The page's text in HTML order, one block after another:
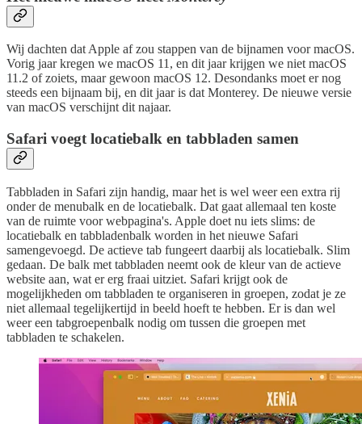
Wij dachten dat Apple af zou stappen van de bijnamen voor macOS.
Vorig jaar kregen we macOS 11, en dit jaar krijgen we niet macOS
11.2 of zoiets, maar gewoon macOS 12. Desondanks moet er nog
steeds een bijnaam bij, en dit jaar is dat Monterey. De nieuwe versie
van macOS verschijnt dit najaar.
Safari voegt locatiebalk en tabbladen samen
Tabbladen in Safari zijn handig, maar het is wel weer een extra rij
onder de menubalk en de locatiebalk. Dat gaat allemaal ten koste
van de ruimte voor webpagina's. Apple doet nu iets slims: de
locatiebalk en tabbladenbalk worden in het nieuwe Safari
samengevoegd. De actieve tab fungeert daarbij als locatiebalk. Slim
gedaan. De balk met tabbladen neemt ook de kleur van de actieve
website aan, wat er erg fraai uitziet. Safari krijgt ook de
mogelijkheden om tabbladen te organiseren in groepen, zodat je ze
niet allemaal tegelijkertijd in beeld hoeft te hebben. Er is dan wel
weer een tabgroepenbalk nodig om tussen die groepen met
tabbladen te schakelen.